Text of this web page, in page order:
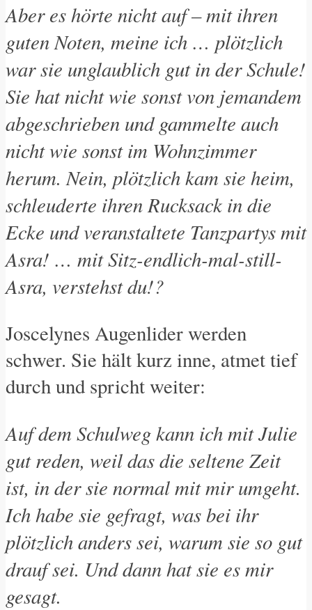
Aber es hörte nicht auf – mit ihren
guten Noten, meine ich … plötzlich
war sie unglaublich gut in der Schule!
Sie hat nicht wie sonst von jemandem
abgeschrieben und gammelte auch
nicht wie sonst im Wohnzimmer
herum. Nein, plötzlich kam sie heim,
schleuderte ihren Rucksack in die
Ecke und veranstaltete Tanzpartys mit
Asra! … mit Sitz-endlich-mal-still-
Asra, verstehst du!?
Joscelynes Augenlider werden
schwer. Sie hält kurz inne, atmet tief
durch und spricht weiter:
Auf dem Schulweg kann ich mit Julie
gut reden, weil das die seltene Zeit
ist, in der sie normal mit mir umgeht.
Ich habe sie gefragt, was bei ihr
plötzlich anders sei, warum sie so gut
drauf sei. Und dann hat sie es mir
gesagt.